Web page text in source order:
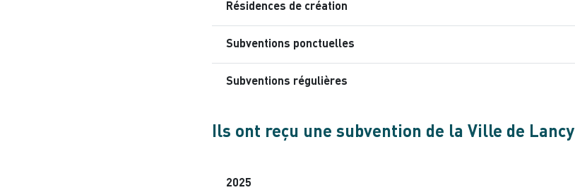
Résidences de création
Subventions ponctuelles
Subventions régulières
Ils ont reçu une subvention de la Ville de Lancy
2025